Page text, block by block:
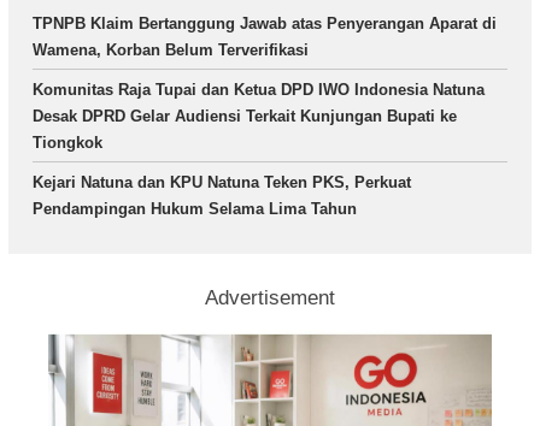
TPNPB Klaim Bertanggung Jawab atas Penyerangan Aparat di
Wamena, Korban Belum Terverifikasi
Komunitas Raja Tupai dan Ketua DPD IWO Indonesia Natuna
Desak DPRD Gelar Audiensi Terkait Kunjungan Bupati ke
Tiongkok
Kejari Natuna dan KPU Natuna Teken PKS, Perkuat
Pendampingan Hukum Selama Lima Tahun
Advertisement